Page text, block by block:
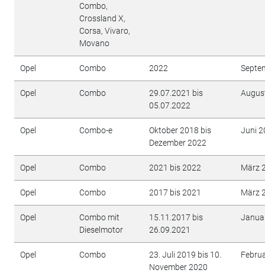
Combo,
Crossland X,
Corsa, Vivaro,
Movano
Opel Combo 2022
Opel Combo
29.07.2021 bis
05.07.2022
Opel Combo-e
Oktober 2018 bis
Dezember 2022
Juni
Opel Combo 2021 bis 2022 März
Opel Combo 2017 bis 2021 März
Opel
Combo mit
Dieselmotor
15.11.2017 bis
26.09.2021
Opel Combo
23. Juli 2019 bis 10.
November 2020